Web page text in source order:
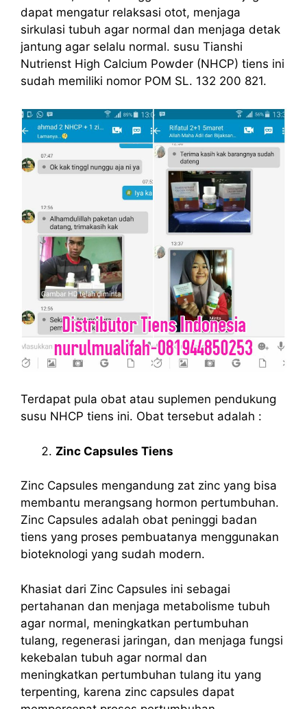
dapat mengatur relaksasi otot, menjaga
sirkulasi tubuh agar normal dan menjaga detak
jantung agar selalu normal. susu Tianshi
Nutrienst High Calcium Powder (NHCP) tiens ini
sudah memiliki nomor POM SL. 132 200 821.
Terdapat pula obat atau suplemen pendukung
susu NHCP tiens ini. Obat tersebut adalah :
Zinc Capsules Tiens
Zinc Capsules mengandung zat zinc yang bisa
membantu merangsang hormon pertumbuhan.
Zinc Capsules adalah obat peninggi badan
tiens yang proses pembuatanya menggunakan
bioteknologi yang sudah modern.
Khasiat dari Zinc Capsules ini sebagai
pertahanan dan menjaga metabolisme tubuh
agar normal, meningkatkan pertumbuhan
tulang, regenerasi jaringan, dan menjaga fungsi
kekebalan tubuh agar normal dan
meningkatkan pertumbuhan tulang itu yang
terpenting, karena zinc capsules dapat